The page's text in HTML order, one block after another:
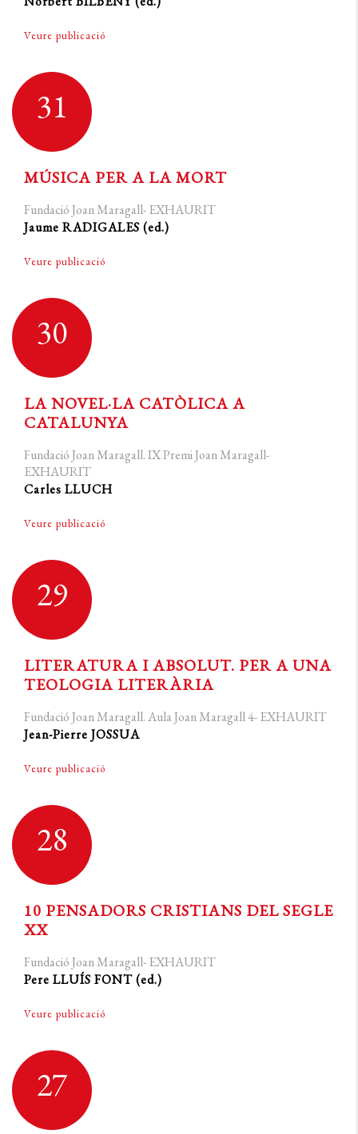
Veure publicació
31
MÚSICA PER A LA MORT
Fundació Joan Maragall- EXHAURIT
Jaume RADIGALES (ed.)
Veure publicació
30
LA NOVEL·LA CATÒLICA A
CATALUNYA
Fundació Joan Maragall. IX Premi Joan Maragall-
EXHAURIT
Carles LLUCH
Veure publicació
29
LITERATURA I ABSOLUT. PER A UNA
TEOLOGIA LITERÀRIA
Fundació Joan Maragall. Aula Joan Maragall 4- EXHAURIT
Jean-Pierre JOSSUA
Veure publicació
28
10 PENSADORS CRISTIANS DEL SEGLE
XX
Fundació Joan Maragall- EXHAURIT
Pere LLUÍS FONT (ed.)
Veure publicació
27